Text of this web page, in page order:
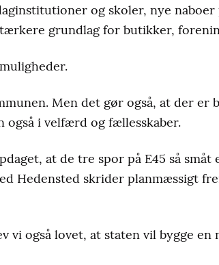
og skoler, nye naboer
grundlag for butikker,
muligheder.
Men det gør også, at der er
også i velfærd og fællesskaber.
at de tre spor på E45 så
Hedensted skrider planmæssigt
vi også lovet, at staten vil bygge